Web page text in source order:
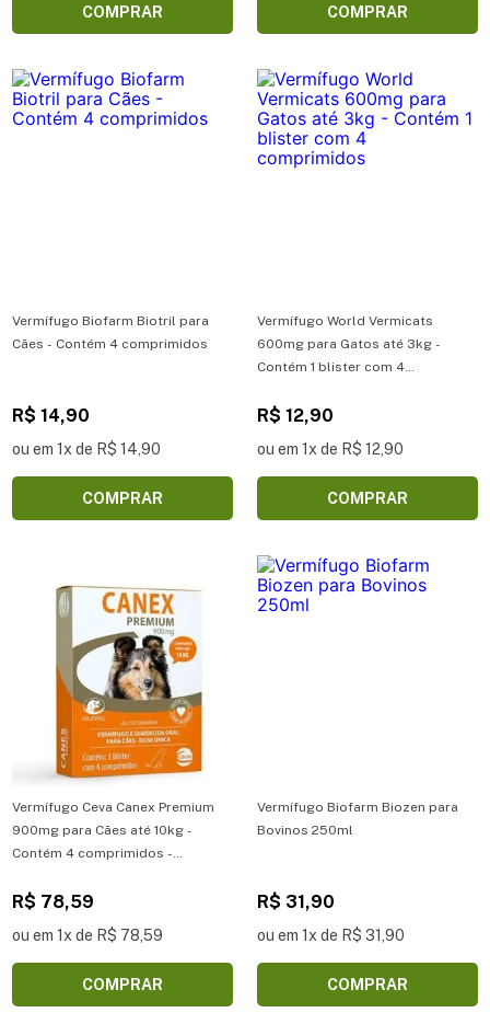
COMPRAR COMPRAR
Vermífugo Biofarm Biotril para
Cães - Contém 4 comprimidos
R$ 14,90
ou em 1x de R$ 14,90
COMPRAR
Vermífugo World Vermicats
600mg para Gatos até 3kg -
Contém 1 blister com 4
R$ 12,90
ou em 1x de R$ 12,90
COMPRAR
Vermífugo Ceva Canex Premium
900mg para Cães até 10kg -
Contém 4 comprimidos -
900 mg para Cães 10kg com 4 cp
R$ 78,59
ou em 1x de R$ 78,59
COMPRAR
Vermífugo Biofarm Biozen para
Bovinos 250ml
R$ 31,90
ou em 1x de R$ 31,90
COMPRAR